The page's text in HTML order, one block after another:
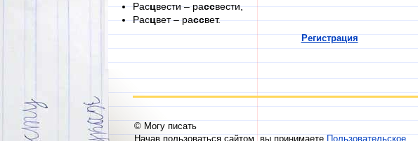
Расцвести – рассвести,
Расцвет – рассвет.
Регистрация
© Могу писать
Начав пользоваться сайтом, вы принимаете Пользовательское